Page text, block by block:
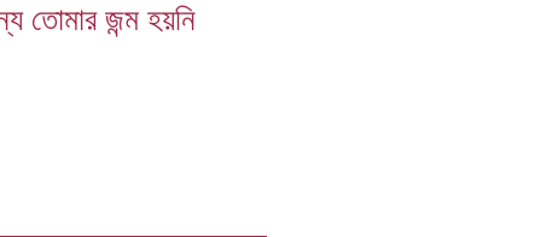
তোমার জন্ম হয়নি